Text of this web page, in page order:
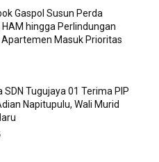
Gaspol Susun Perda
hingga Perlindungan
Apartemen Masuk Prioritas
SDN Tugujaya 01 Terima PIP
Napitupulu, Wali Murid